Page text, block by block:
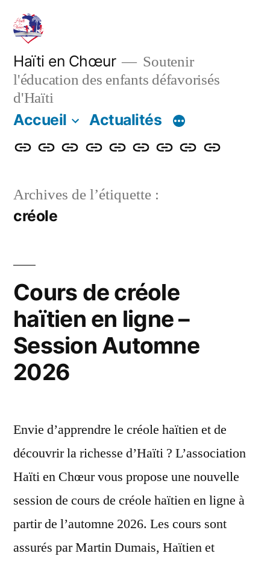
Aller
contenu
Haïti en Chœur
Soutenir
l'éducation des enfants défavorisés
d'Haïti
Accueil Actualités
AccueilActualités
Nos Adhérer
Faire
don
NotreLe
Contact
Projet
Archives de l’étiquette :
créole
Cours de créole
haïtien en ligne –
Session Automne
2026
Envie d’apprendre le créole haïtien et de
découvrir la richesse d’Haïti ? L’association
Haïti en Chœur vous propose une nouvelle
session de cours de créole haïtien en ligne à
partir de l’automne 2026. Les cours sont
assurés par Martin Dumais, Haïtien et